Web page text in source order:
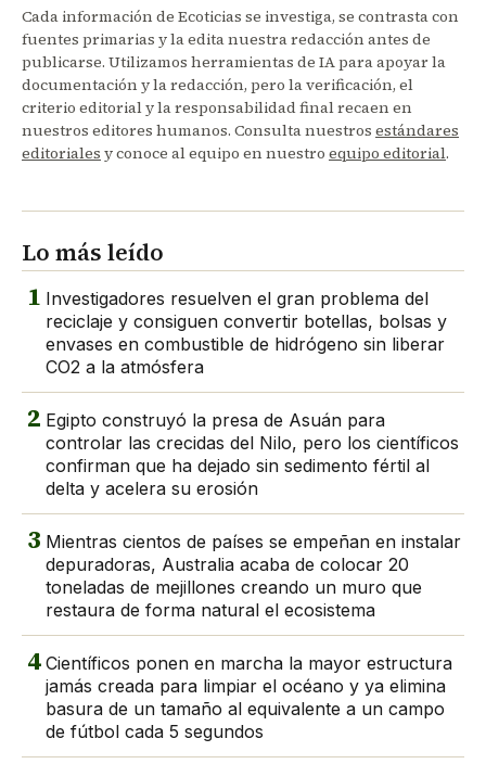
Cada información de Ecoticias se investiga, se contrasta con
fuentes primarias y la edita nuestra redacción antes de
publicarse. Utilizamos herramientas de IA para apoyar la
documentación y la redacción, pero la verificación, el
criterio editorial y la responsabilidad final recaen en
nuestros editores humanos. Consulta nuestros estándares
editoriales y conoce al equipo en nuestro equipo editorial.
Lo más leído
1 Investigadores resuelven el gran problema del
reciclaje y consiguen convertir botellas, bolsas y
envases en combustible de hidrógeno sin liberar
CO2 a la atmósfera
2 Egipto construyó la presa de Asuán para
controlar las crecidas del Nilo, pero los científicos
confirman que ha dejado sin sedimento fértil al
delta y acelera su erosión
3 Mientras cientos de países se empeñan en instalar
depuradoras, Australia acaba de colocar 20
toneladas de mejillones creando un muro que
restaura de forma natural el ecosistema
4 Científicos ponen en marcha la mayor estructura
jamás creada para limpiar el océano y ya elimina
basura de un tamaño al equivalente a un campo
de fútbol cada 5 segundos